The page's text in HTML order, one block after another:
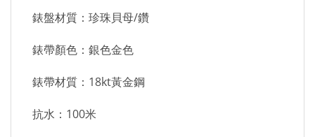
錶盤材質：珍珠貝母/鑽
錶帶顏色：銀色金色
錶帶材質：18kt黃金鋼
抗水：100米